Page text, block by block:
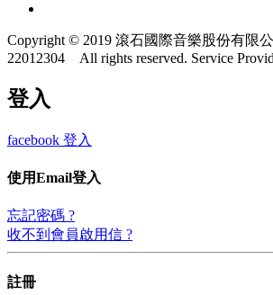
Copyright © 2019 滾石國際音樂股份有限
22012304 All rights reserved. Service
登入
facebook 登入
使用Email登入
忘記密碼 ?
收不到會員啟用信 ?
註冊